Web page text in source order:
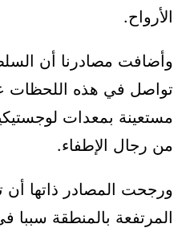
الأرواح.
وأضافت مصادرنا أن
تواصل في هذه اللحظات
مستعينة بمعدات
من رجال الإطفاء.
ورجحت المصادر ذاتها أن
المرتفعة بالمنطقة سببا